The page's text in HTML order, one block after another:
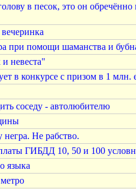
в песок, это он обречённо
при помощи шаманства и
невеста"
в конкурсе с призом в 1 млн.
соседу - автолюбителю
негра. Не рабство.
ГИБДД 10, 50 и 100
языка